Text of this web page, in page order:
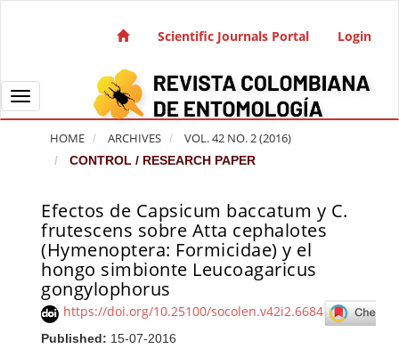
Main Navigation
Sidebar
Scientific Journals Portal Login
Toggle navigation
HOME ARCHIVES VOL. 42 NO. 2 (2016)
CONTROL / RESEARCH PAPER
Efectos de Capsicum baccatum y C.
frutescens sobre Atta cephalotes
(Hymenoptera: Formicidae) y el
hongo simbionte Leucoagaricus
gongylophorus
https://doi.org/10.25100/socolen.v42i2.6684
Published: 15-07-2016
Article Sidebar